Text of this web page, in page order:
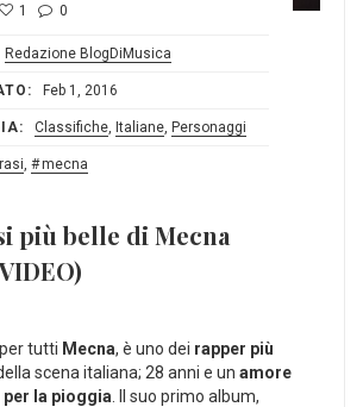
1 0
Redazione BlogDiMusica
Feb 1, 2016
Classifiche, Italiane, Personaggi
, mecna
più belle di Mecna
tutti Mecna, è uno dei rapper più
scena italiana; 28 anni e un amore
la pioggia . Il suo primo album,